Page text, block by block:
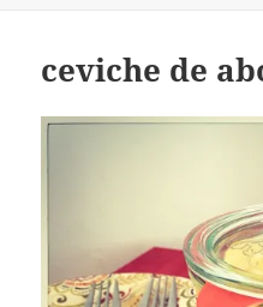
ceviche de